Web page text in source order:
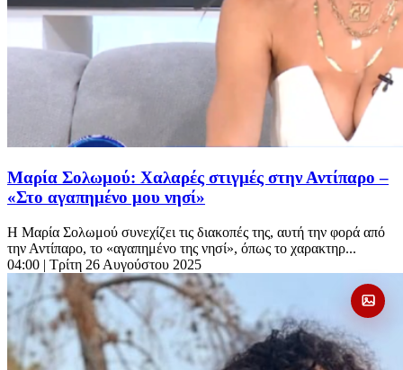
Μαρία Σολωμού: Χαλαρές στιγμές στην Αντίπαρο –
«Στο αγαπημένο μου νησί»
Η Μαρία Σολωμού συνεχίζει τις διακοπές της, αυτή την φορά από
την Αντίπαρο, το «αγαπημένο της νησί», όπως το χαρακτηρ...
04:00 | Τρίτη 26 Αυγούστου 2025